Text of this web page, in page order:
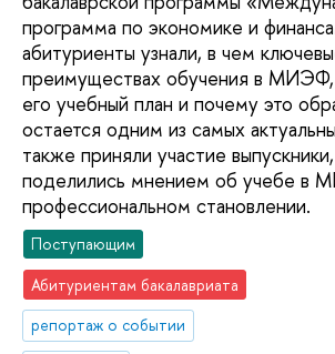
программа по экономике и
абитуриенты узнали, в чем
преимуществах обучения в МИЭФ,
его учебный план и почему это
остается одним из самых
также приняли участие
поделились мнением об учебе в
профессиональном становлении.
Поступающим
Абитуриентам бакалавриата
репортаж о событии